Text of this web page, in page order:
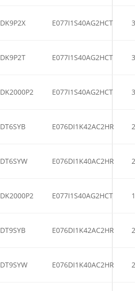
DK9P2X E077I1S40AG2HCT
DK9P2T E077I1S40AG2HCT
DK2000P2 E077I1S40AG2HCT
DT6SYB E076DI1K42AC2HR
DT6SYW E076DI1K40AC2HR
DK2000P2 E077I1S40AG2HCT
DT9SYB E076DI1K42AC2HR
DT9SYW E076DI1K40AC2HR